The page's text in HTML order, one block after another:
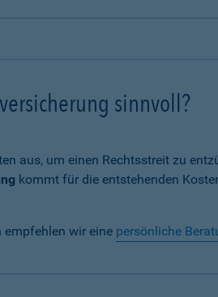
sinnvoll?
aus, um einen Rechtsstreit zu
kommt für die entstehenden
empfehlen wir eine persönliche